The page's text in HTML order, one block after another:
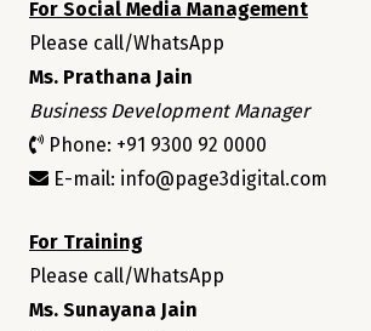
For Social Media Management
Please call/WhatsApp
Ms. Prathana Jain
Business Development Manager
Phone: +91 9300 92 0000
E-mail: info@page3digital.com
For Training
Please call/WhatsApp
Ms. Sunayana Jain